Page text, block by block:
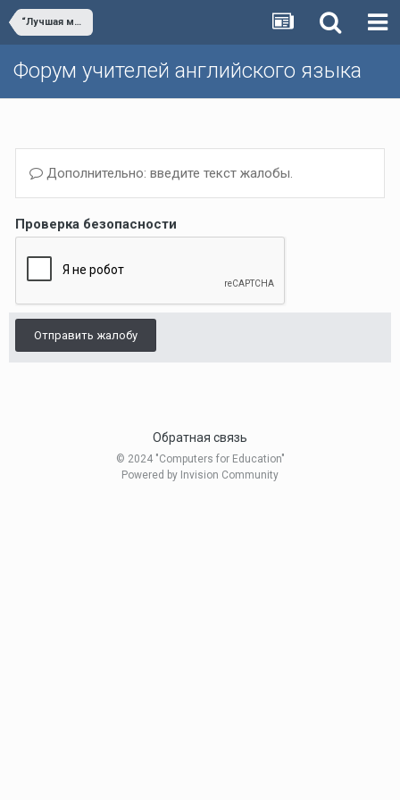
“Лучшая методическая разработка по английскому языку”
Форум учителей английского языка
Дополнительно: введите текст жалобы.
Проверка безопасности
Отправить жалобу
Обратная связь
© 2024 "Computers for Education"
Powered by Invision Community